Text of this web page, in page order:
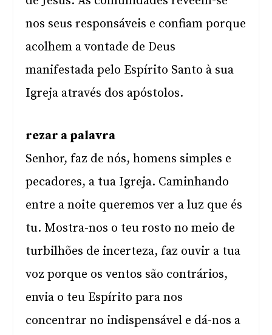
nos seus responsáveis e confiam porque
acolhem a vontade de Deus
manifestada pelo Espírito Santo à sua
Igreja através dos apóstolos.
rezar a palavra
Senhor, faz de nós, homens simples e
pecadores, a tua Igreja. Caminhando
entre a noite queremos ver a luz que és
tu. Mostra-nos o teu rosto no meio de
turbilhões de incerteza, faz ouvir a tua
voz porque os ventos são contrários,
envia o teu Espírito para nos
concentrar no indispensável e dá-nos a